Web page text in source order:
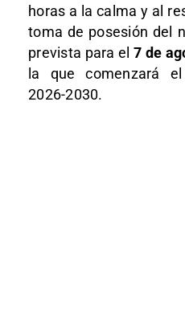
horas a la calma y al
toma de posesión del
prevista para el7 de
la que comenzará el
2026-2030.